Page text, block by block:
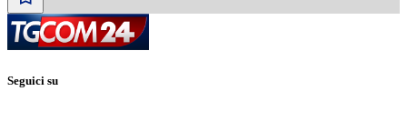
Seguici su